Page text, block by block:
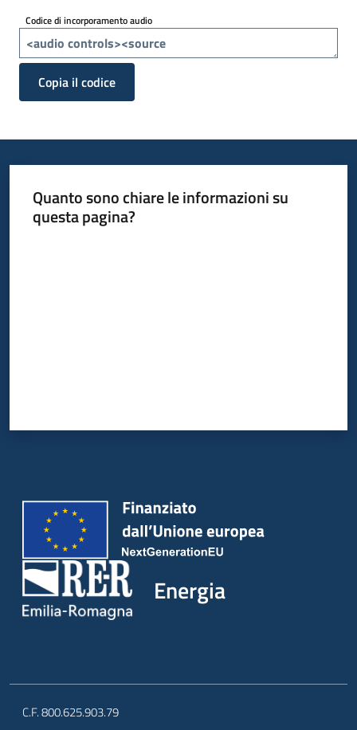
Codice di incorporamento audio
Copia il codice
Quanto sono chiare le informazioni su
questa pagina?
Energia
C.F. 800.625.903.79